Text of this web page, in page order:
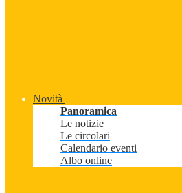
Novità
Panoramica
Le notizie
Le circolari
Calendario eventi
Albo online